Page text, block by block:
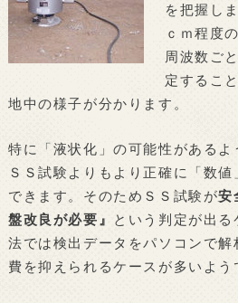
を把握し
ｃｍ程度
周波数ご
定するこ
地中の様子が分かります。
特に「液状化」の可能性があるよ
ＳＳ試験よりもより正確に「数
できます。そのためＳＳ試験が安
盤改良が必要』
という判定が出
法では検出データをパソコンで解
費を抑えられるケースが多いよう